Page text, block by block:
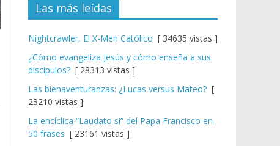
Las más leídas
Nightcrawler, El X-Men Católico [ 34635 vistas ]
¿Cómo evangeliza Jesús y cómo enseña a sus
discípulos? [ 28313 vistas ]
Las bienaventuranzas: ¿Lucas versus Mateo? [
23210 vistas ]
La encíclica “Laudato si” del Papa Francisco en
50 frases [ 23161 vistas ]